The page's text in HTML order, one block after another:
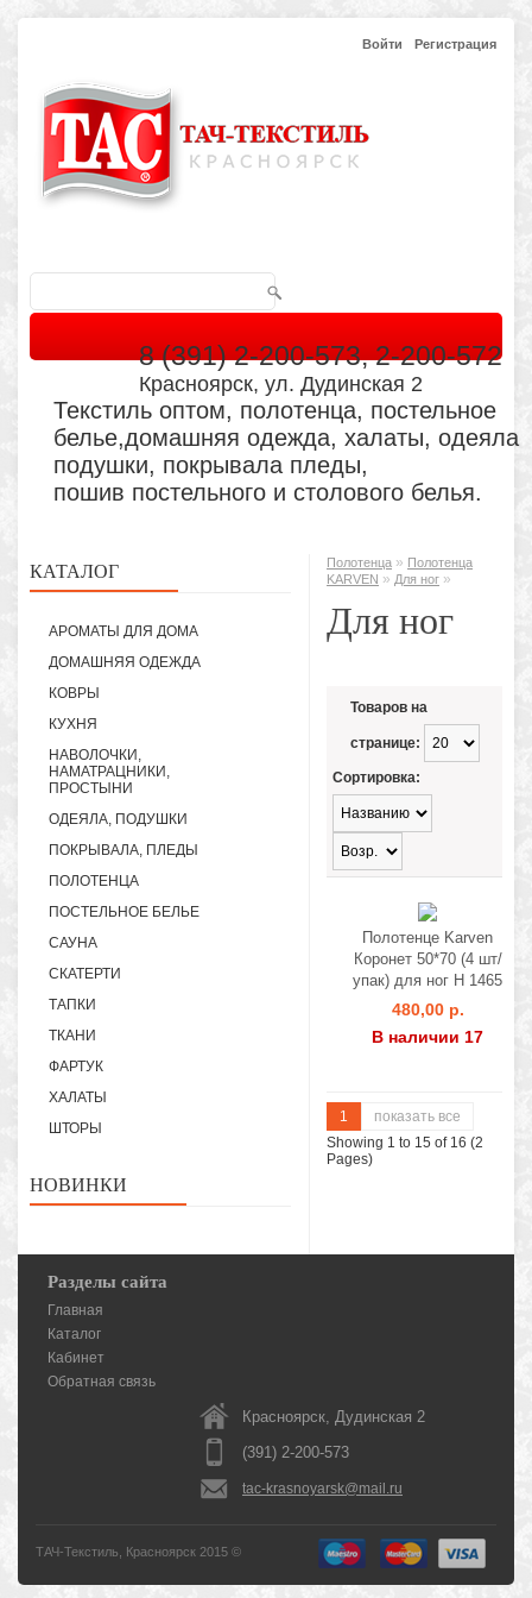
Войти Регистрация
8 (391) 2-200-573, 2-200-572
Красноярск, ул. Дудинская 2
Текстиль оптом, полотенца, постельное
белье,домашняя одежда, халаты, одеяла
подушки, покрывала пледы,
пошив постельного и столового белья.
КАТАЛОГ
АРОМАТЫ ДЛЯ ДОМА
ДОМАШНЯЯ ОДЕЖДА
КОВРЫ
КУХНЯ
НАВОЛОЧКИ,
НАМАТРАЦНИКИ,
ПРОСТЫНИ
ОДЕЯЛА, ПОДУШКИ
ПОКРЫВАЛА, ПЛЕДЫ
ПОЛОТЕНЦА
ПОСТЕЛЬНОЕ БЕЛЬЕ
САУНА
СКАТЕРТИ
ТАПКИ
ТКАНИ
ФАРТУК
ХАЛАТЫ
ШТОРЫ
НОВИНКИ
Полотенца » Полотенца
KARVEN » Для ног »
Для ног
Товаров на
странице:
Сортировка:
Полотенце Karven
Коронет 50*70 (4 шт/
упак) для ног H 1465
480,00 р.
В наличии 17
1
показать все
Showing 1 to 15 of 16 (2
Pages)
Разделы сайта
Главная
Каталог
Кабинет
Обратная связь
Красноярск, Дудинская 2
(391) 2-200-573
tac-krasnoyarsk@mail.ru
ТАЧ-Текстиль, Красноярск 2015 ©